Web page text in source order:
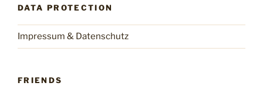
DATA PROTECTION
Impressum & Datenschutz
FRIENDS